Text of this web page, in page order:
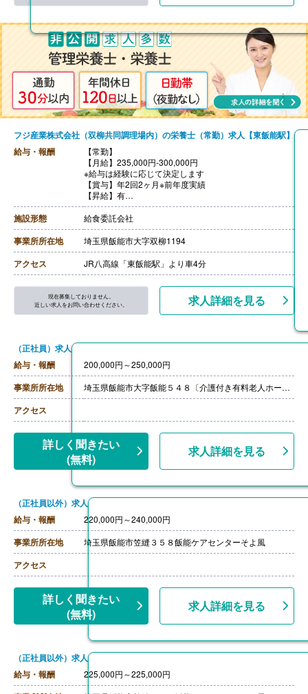
フジ産業株式会社（双柳共同調理場内）の栄養士（常勤）求人【東飯能駅】
給与・報酬
【常勤】
【月給】235,000円-300,000円
※給与は経験に応じて決定します
【賞与】年2回2ヶ月※前年度実績
【昇給】有
【交通費】あり（実費支給）
【退職金】無し
施設形態 給食委託会社
事業所所在地 埼玉県飯能市大字双柳1194
アクセス JR八高線「東飯能駅」より車4分
現在募集しておりません。
近しい求人をお問い合わせください。
求人詳細を見る
（正社員）求人
給与・報酬
200,000円～250,000円
事業所所在地 埼玉県飯能市大字飯能５４８〔介護付き有料老人ホーム四季の郷飯能〕
アクセス
詳しく聞きたい
(無料)
求人詳細を見る
（正社員以外）求人
給与・報酬
220,000円～240,000円
事業所所在地 埼玉県飯能市笠縫３５８飯能ケアセンターそよ風
アクセス
詳しく聞きたい
(無料)
求人詳細を見る
（正社員以外）求人
給与・報酬
225,000円～225,000円